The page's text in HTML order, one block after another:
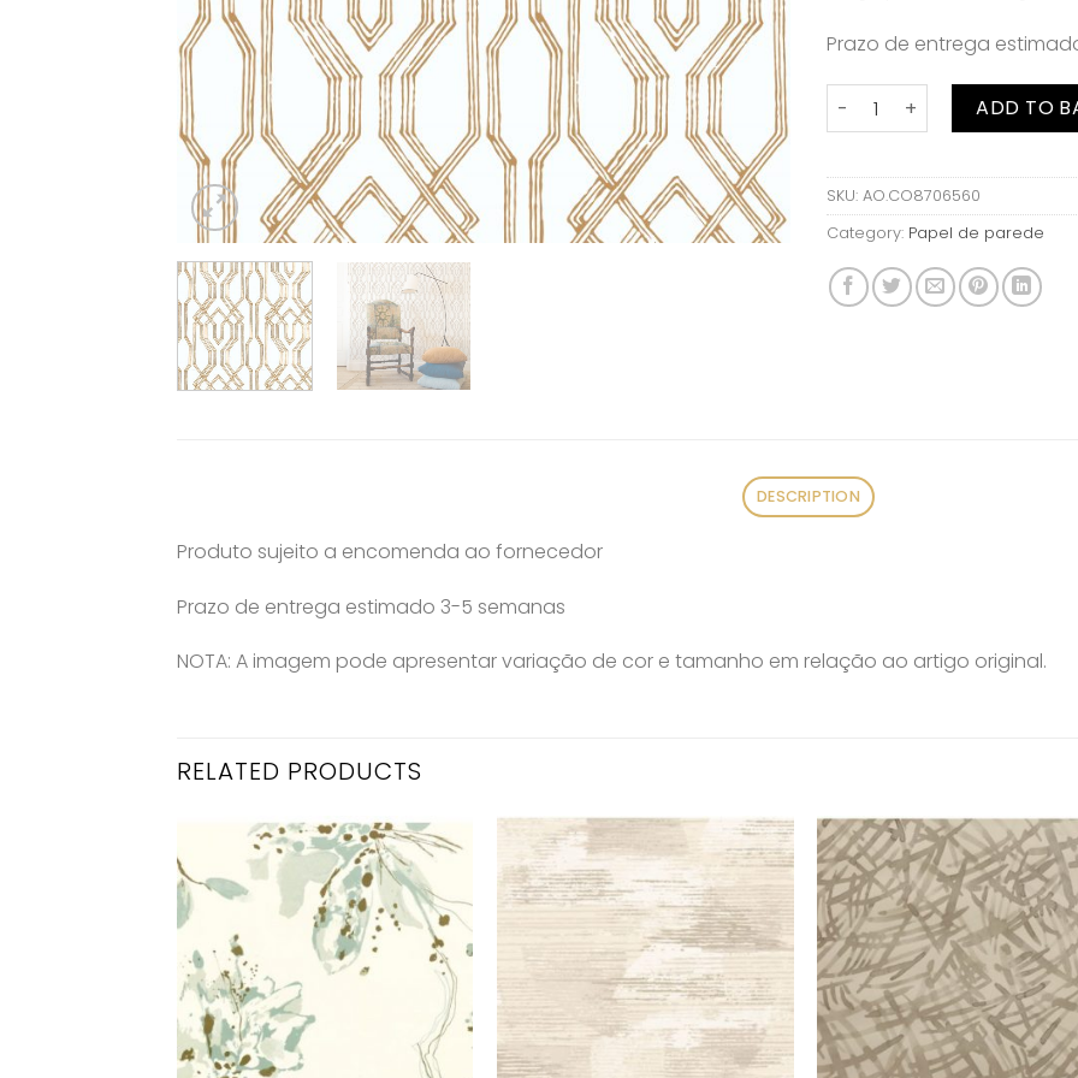
Prazo de entrega
Papel de parede Yugen
ADD TO
SKU: AO.CO8706560
Category: Papel de parede
DESCRIPTION
Produto sujeito a encomenda ao fornecedor
Prazo de entrega estimado 3-5 semanas
NOTA: A imagem pode apresentar variação de cor e tamanho em relação ao artigo original.
RELATED PRODUCTS